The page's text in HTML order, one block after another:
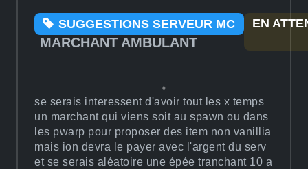
SUGGESTIONS SERVEUR MC
MARCHANT AMBULANT
EN
se serais interessent d'avoir tout les x temps
un marchant qui viens soit au spawn ou dans
les pwarp pour proposer des item non vanillia
mais ion devra le payer avec l'argent du serv
et se serais aléatoire une épée tranchant 10 a